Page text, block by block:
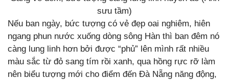
sưu tầm)
Nếu ban ngày, bức tượng có vẻ đẹp oai nghiêm, hiên
ngang phun nước xuống dòng sông Hàn thì ban đêm nó
càng lung linh hơn bởi được “phủ” lên mình rất nhiều
màu sắc từ đỏ sang tím rồi xanh, qua hồng rực rỡ làm
nên biểu tượng mới cho điểm đến Đà Nẵng năng động,